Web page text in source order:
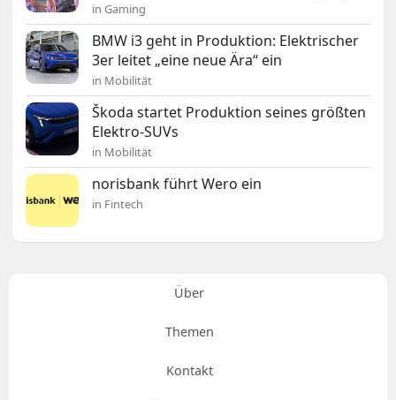
in Gaming
BMW i3 geht in Produktion: Elektrischer
3er leitet „eine neue Ära“ ein
in Mobilität
Škoda startet Produktion seines größten
Elektro-SUVs
in Mobilität
norisbank führt Wero ein
in Fintech
Über
Themen
Kontakt